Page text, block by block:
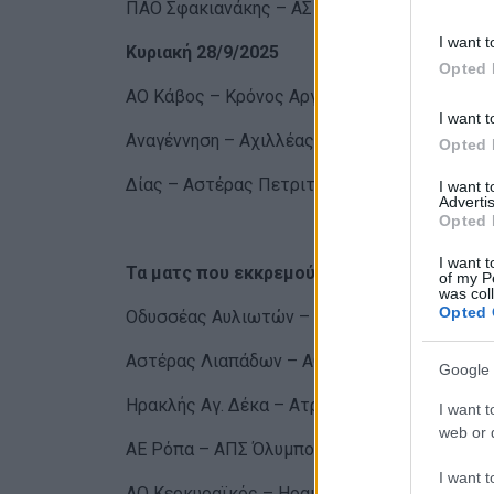
I want
Opted
I want
Opted
I want
Opted
I want
of my
was
Opted
Google
I want
web or
I want
ΠΑΟ Σφακιανάκης – ΑΣ Βολίς 1-4
Κυριακή 28/9/2025
ΑΟ Κάβος – Κρόνος Αργυράδων 0-3
Αναγέννηση – Αχιλλέας 1-5
Δίας – Αστέρας Πετριτή στην παράταση 0-
Τα ματς που εκκρεμούν
Οδυσσέας Αυλιωτών – ΑΕ Λευκίμμης
Αστέρας Λιαπάδων – ΑΟ Κέρκυρα
Ηρακλής Αγ. Δέκα – Ατρόμητος Στρογγυλής
ΑΕ Ρόπα – ΑΠΣ Όλυμπος